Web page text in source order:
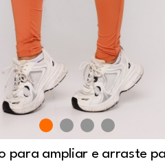
para ampliar e arraste